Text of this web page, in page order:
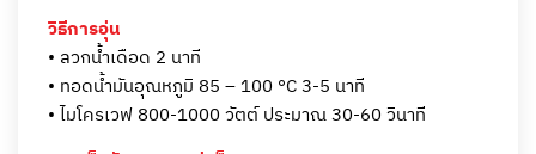
วิธีการอุ่น
• ลวกน้ำเดือด 2 นาที
• ทอดน้ำมันอุณหภูมิ 85 – 100 °C 3-5 นาที
• ไมโครเวฟ 800-1000 วัตต์ ประมาณ 30-60 วินาที